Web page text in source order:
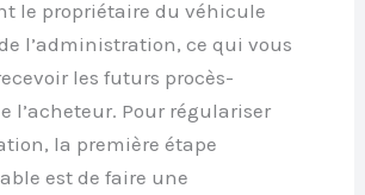
le propriétaire du véhicule
l’administration, ce qui vous
les futurs procès-
l’acheteur. Pour régulariser
la première étape
est de faire une